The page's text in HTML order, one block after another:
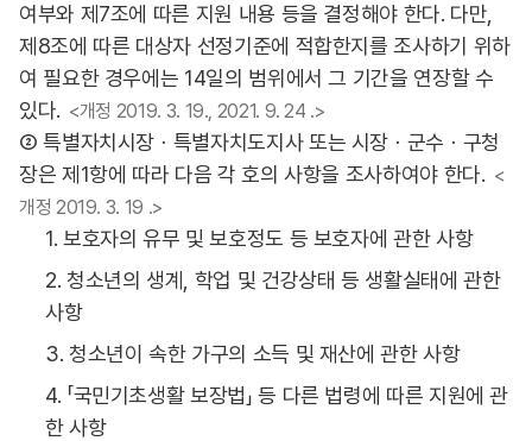
여부와 제7조에 따른 지원 내용 등을 결정해야 한다. 다만,
제8조에 따른 대상자 선정기준에 적합한지를 조사하기 위하
여 필요한 경우에는 14일의 범위에서 그 기간을 연장할 수
있다. <개정 2019. 3. 19., 2021. 9. 24 .>
② 특별자치시장ㆍ특별자치도지사 또는 시장ㆍ군수ㆍ구청
장은 제1항에 따라 다음 각 호의 사항을 조사하여야 한다. <
개정 2019. 3. 19 .>
1. 보호자의 유무 및 보호정도 등 보호자에 관한 사항
2. 청소년의 생계, 학업 및 건강상태 등 생활실태에 관한
사항
3. 청소년이 속한 가구의 소득 및 재산에 관한 사항
4. 「국민기초생활 보장법」 등 다른 법령에 따른 지원에 관
한 사항